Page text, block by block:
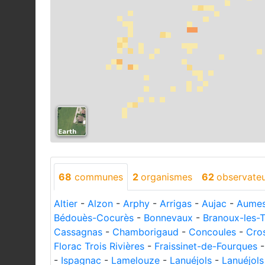
68 communes 2 organismes 62
Altier - Alzon - Arphy - Arrigas - Aujac -
Bédouès-Cocurès - Bonnevaux - Branoux-les-
Cassagnas - Chamborigaud - Concoules -
Florac Trois Rivières - Fraissinet-de-Fourques
- Ispagnac - Lamelouze - Lanuéjols - Lanuéjols